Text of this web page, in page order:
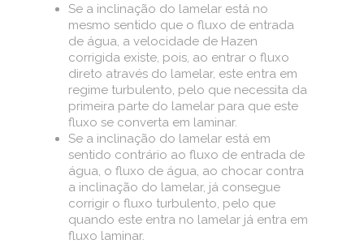
Se a inclinação do lamelar está no
mesmo sentido que o fluxo de entrada
de água, a velocidade de Hazen
corrigida existe, pois, ao entrar o fluxo
direto através do lamelar, este entra em
regime turbulento, pelo que necessita da
primeira parte do lamelar para que este
fluxo se converta em laminar.
Se a inclinação do lamelar está em
sentido contrário ao fluxo de entrada de
água, o fluxo de água, ao chocar contra
a inclinação do lamelar, já consegue
corrigir o fluxo turbulento, pelo que
quando este entra no lamelar já entra em
fluxo laminar.